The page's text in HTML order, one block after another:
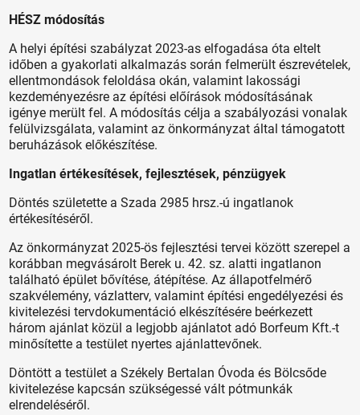
HÉSZ módosítás
A helyi építési szabályzat 2023-as elfogadása óta eltelt
időben a gyakorlati alkalmazás során felmerült észrevételek,
ellentmondások feloldása okán, valamint lakossági
kezdeményezésre az építési előírások módosításának
igénye merült fel. A módosítás célja a szabályozási vonalak
felülvizsgálata, valamint az önkormányzat által támogatott
beruházások előkészítése.
Ingatlan értékesítések, fejlesztések, pénzügyek
Döntés születette a Szada 2985 hrsz.-ú ingatlanok
értékesítéséről.
Az önkormányzat 2025-ös fejlesztési tervei között szerepel a
korábban megvásárolt Berek u. 42. sz. alatti ingatlanon
található épület bővítése, átépítése. Az állapotfelmérő
szakvélemény, vázlatterv, valamint építési engedélyezési és
kivitelezési tervdokumentáció elkészítésére beérkezett
három ajánlat közül a legjobb ajánlatot adó Borfeum Kft.-t
minősítette a testület nyertes ajánlattevőnek.
Döntött a testület a Székely Bertalan Óvoda és Bölcsőde
kivitelezése kapcsán szükségessé vált pótmunkák
elrendeléséről.